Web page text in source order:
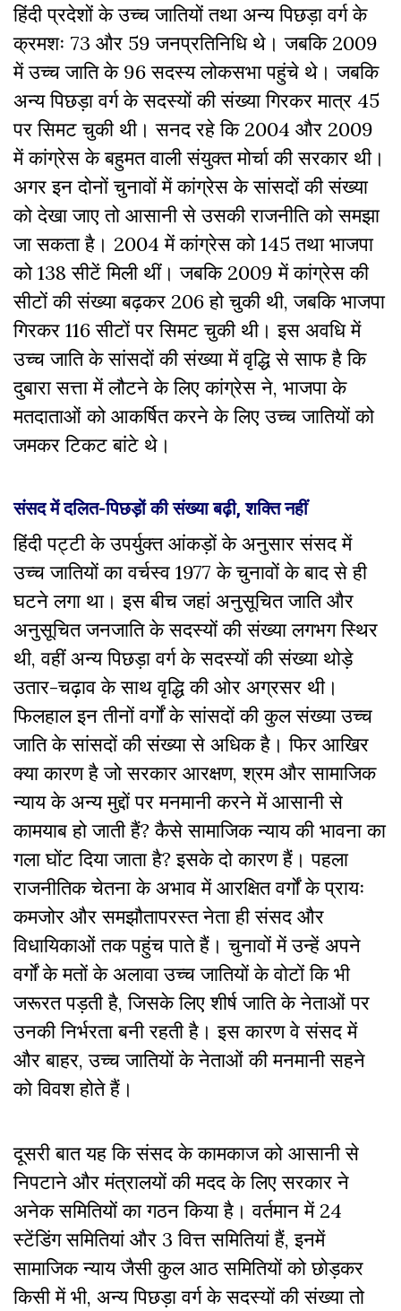
हिंदी प्रदेशों के उच्च जातियों तथा अन्य पिछड़ा वर्ग के
क्रमशः 73 और 59 जनप्रतिनिधि थे। जबकि 2009
में उच्च जाति के 96 सदस्य लोकसभा पहुंचे थे। जबकि
अन्य पिछड़ा वर्ग के सदस्यों की संख्या गिरकर मात्र 45
पर सिमट चुकी थी। सनद रहे कि 2004 और 2009
में कांग्रेस के बहुमत वाली संयुक्त मोर्चा की सरकार थी।
अगर इन दोनों चुनावों में कांग्रेस के सांसदों की संख्या
को देखा जाए तो आसानी से उसकी राजनीति को समझा
जा सकता है। 2004 में कांग्रेस को 145 तथा भाजपा
को 138 सीटें मिली थीं। जबकि 2009 में कांग्रेस की
सीटों की संख्या बढ़कर 206 हो चुकी थी, जबकि भाजपा
गिरकर 116 सीटों पर सिमट चुकी थी। इस अवधि में
उच्च जाति के सांसदों की संख्या में वृद्धि से साफ है कि
दुबारा सत्ता में लौटने के लिए कांग्रेस ने, भाजपा के
मतदाताओं को आकर्षित करने के लिए उच्च जातियों को
जमकर टिकट बांटे थे।
संसद में दलित-पिछड़ों की संख्या बढ़ी, शक्ति नहीं
हिंदी पट्टी के उपर्युक्त आंकड़ों के अनुसार संसद में
उच्च जातियों का वर्चस्व 1977 के चुनावों के बाद से ही
घटने लगा था। इस बीच जहां अनुसूचित जाति और
अनुसूचित जनजाति के सदस्यों की संख्या लगभग स्थिर
थी, वहीं अन्य पिछड़ा वर्ग के सदस्यों की संख्या थोड़े
उतार-चढ़ाव के साथ वृद्धि की ओर अग्रसर थी।
फिलहाल इन तीनों वर्गों के सांसदों की कुल संख्या उच्च
जाति के सांसदों की संख्या से अधिक है। फिर आखिर
क्या कारण है जो सरकार आरक्षण, श्रम और सामाजिक
न्याय के अन्य मुद्दों पर मनमानी करने में आसानी से
कामयाब हो जाती हैं? कैसे सामाजिक न्याय की भावना का
गला घोंट दिया जाता है? इसके दो कारण हैं। पहला
राजनीतिक चेतना के अभाव में आरक्षित वर्गों के प्रायः
कमजोर और समझौतापरस्त नेता ही संसद और
विधायिकाओं तक पहुंच पाते हैं। चुनावों में उन्हें अपने
वर्गों के मतों के अलावा उच्च जातियों के वोटों कि भी
जरूरत पड़ती है, जिसके लिए शीर्ष जाति के नेताओं पर
उनकी निर्भरता बनी रहती है। इस कारण वे संसद में
और बाहर, उच्च जातियों के नेताओं की मनमानी सहने
को विवश होते हैं।
दूसरी बात यह कि संसद के कामकाज को आसानी से
निपटाने और मंत्रालयों की मदद के लिए सरकार ने
अनेक समितियों का गठन किया है। वर्तमान में 24
स्टेंडिंग समितियां और 3 वित्त समितियां हैं, इनमें
सामाजिक न्याय जैसी कुल आठ समितियों को छोड़कर
किसी में भी, अन्य पिछड़ा वर्ग के सदस्यों की संख्या तो